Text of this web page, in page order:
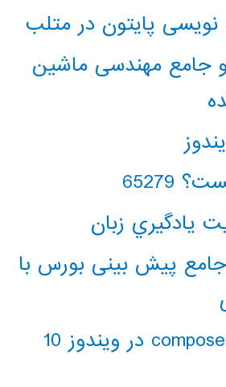
نویسی پایتون در متلب
جامع مهندسی ماشین
يادگيري زبان
پیش بینی بورس با